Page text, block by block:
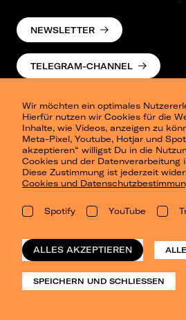
Wir möchten ein optimales
Hierfür nutzen wir Cookies für die
Inhalte, wie Videos, anzeigen zu
Meta-Pixel, Youtube, Hotjar und
akzeptieren“ willigst Du in die
Cookies und der Datenverarbeitung
Diese Zustimmung ist jederzeit
Cookies und
Spotify YouTube
ALLES AKZEPTIEREN
SPEICHERN UND SCHLIESSEN
NEWSLETTER
TELEGRAM-CHANNEL
Presse
Berlin
Dresden
Leipzig
Konzertsommer Petersberg
Vergangene Shows
o_team
Datenschutz
Impressum